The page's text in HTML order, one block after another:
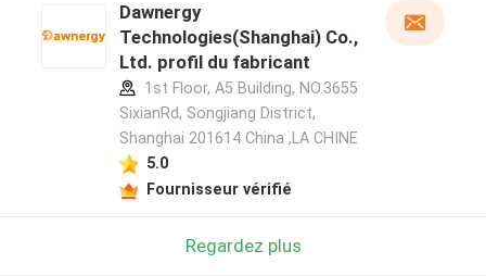
Dawnergy
Technologies(Shanghai) Co.,
Ltd. profil du fabricant
1st Floor, A5 Building, NO.3655
SixianRd, Songjiang District,
Shanghai 201614 China ,LA CHINE
5.0
Fournisseur vérifié
Regardez plus